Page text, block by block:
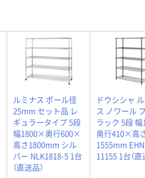
ルミナス ポール径
25mm セット品 レ
ギュラータイプ 5段
幅1800×奥行600×
高さ1800mm シル
バー NLK1818-5 1台
（直送品）
ドウシシャ
ス ノワール
ラック 5段
奥行410×高
1555mm
11155 1台（直